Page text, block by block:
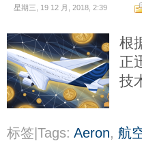
星期三, 19 12 月, 2018, 2:39
根
正
技
标签|Tags: Aeron, 航